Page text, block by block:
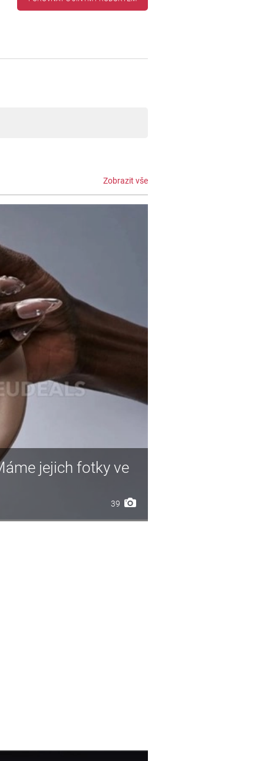
Zobrazit vše
jejich fotky ve
39